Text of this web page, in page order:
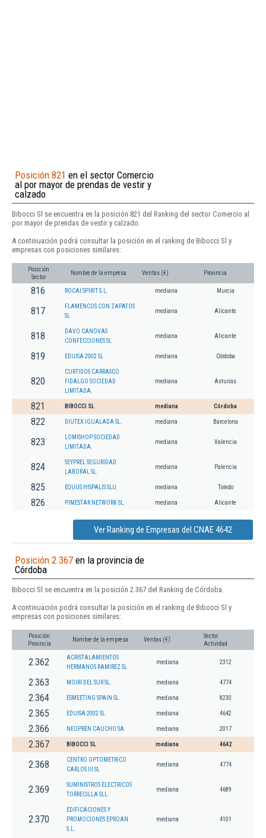
Posición 821 en el sector Comercio
al por mayor de prendas de vestir y
calzado
Bibocci Sl se encuentra en la posición 821 del Ranking del sector Comercio al
por mayor de prendas de vestir y calzado.
A continuación podrá consultar la posición en el ranking de Bibocci Sl y
empresas con posiciones similares:
Posición
Sector
Nombre de la empresa Ventas (€) Provincia
816 ROCAI SPIRIT S.L. mediana Murcia
817
FLAMENCOS CON ZAPATOS
SL
mediana Alicante
818
DAVO CANOVAS
CONFECCIONES SL
mediana Alicante
819 EDUISA 2002 SL mediana Córdoba
820
CURTIDOS CARRASCO
FIDALGO SOCIEDAD
LIMITADA.
mediana Asturias
821 BIBOCCI SL mediana Córdoba
822 DIUTEX IGUALADA SL. mediana Barcelona
823
LOMISHOP SOCIEDAD
LIMITADA.
mediana Valencia
824
SEYPREL SEGURIDAD
LABORAL SL.
mediana Palencia
825 EQUUS HISPALIS SLU mediana Toledo
826 PIMESTAR NETWORK SL. mediana Alicante
Ver Ranking de Empresas del CNAE 4642
Posición 2.367 en la provincia de
Córdoba
Bibocci Sl se encuentra en la posición 2.367 del Ranking de Córdoba.
A continuación podrá consultar la posición en el ranking de Bibocci Sl y
empresas con posiciones similares:
Posición
Provincia
Nombre de la empresa Ventas (€)
Sector
Actividad
2.362
ACRISTALAMIENTOS
HERMANOS RAMIREZ SL
mediana 2312
2.363 MOIRI DEL SUR SL. mediana 4774
2.364 ESMEETING SPAIN SL. mediana 8230
2.365 EDUISA 2002 SL mediana 4642
2.366 NEOPREN CAUCHO SA mediana 2017
2.367 BIBOCCI SL mediana 4642
2.368
CENTRO OPTOMETRICO
CARLOS III SL
mediana 4774
2.369
SUMINISTROS ELECTRICOS
TORRECILLA SLL.
mediana 4689
2.370
EDIFICACIONES Y
PROMOCIONES EPROAN
S.L.
mediana 4101